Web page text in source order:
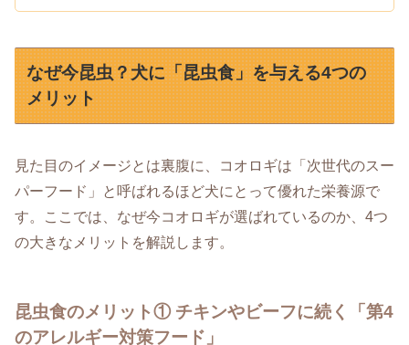
なぜ今昆虫？犬に「昆虫食」を与える4つの
メリット
見た目のイメージとは裏腹に、コオロギは「次世代のスー
パーフード」と呼ばれるほど犬にとって優れた栄養源で
す。ここでは、なぜ今コオロギが選ばれているのか、4つ
の大きなメリットを解説します。
昆虫食のメリット① チキンやビーフに続く「第4
のアレルギー対策フード」